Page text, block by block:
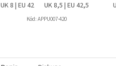
UK 8 | EU 42 UK 8,5 | EU 42,5
Kód: APPU007-420